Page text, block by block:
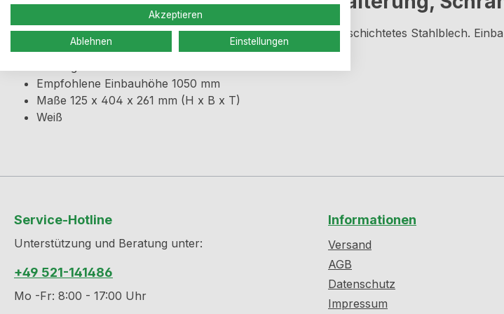
Einhängevorrichtung für Müllsäcke oder Stoffbeutel, pulverbeschichtetes Stahlblech.
Empfohlene Einbauhöhe 1050 mm
Maße 125 x 404 x 261 mm (H x B x T)
Weiß
Service-Hotline
Unterstützung und Beratung unter:
+49 521-141486
Mo -Fr: 8:00 - 17:00 Uhr
Informationen
Versand
AGB
Datenschutz
Impressum
Akzeptieren
Ablehnen Einstellungen